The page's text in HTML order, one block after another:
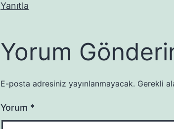
Yanıtla
Yorum
E-posta adresiniz yayınlanmayacak. Gerekli
Yorum *